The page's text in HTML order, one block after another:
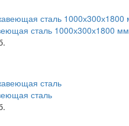
сталь 1000х300х1800 мм
сталь